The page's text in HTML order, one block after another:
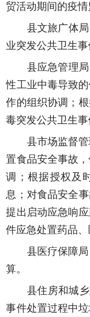
贸活动期间的疫情
县文旅广体
业突发公共卫生事
县应急管理
性工业中毒导致
作的组织协调；
毒突发公共卫生事
县市场监督
置食品安全事故 ，
调；根据授权及
息；对食品安全
提出启动应急响
件应急处置药品、
县医疗保障
算。
县住房和城
事件处置过程中